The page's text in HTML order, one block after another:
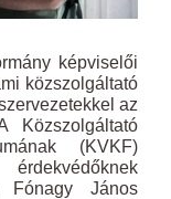
képviselői
közszolgáltató
az
Közszolgáltató
(KVKF)
János